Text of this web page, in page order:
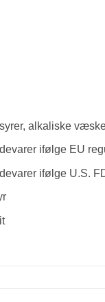
alkaliske
ifølge EU
ifølge U.S.